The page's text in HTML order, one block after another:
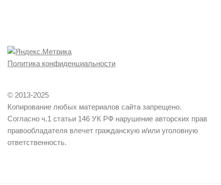
Политика конфиденциальности
© 2013-2025
Копирование любых материалов сайта запрещено.
Согласно ч.1 статьи 146 УК РФ нарушение авторских прав
правообладателя влечет гражданскую и/или уголовную
ответственность.